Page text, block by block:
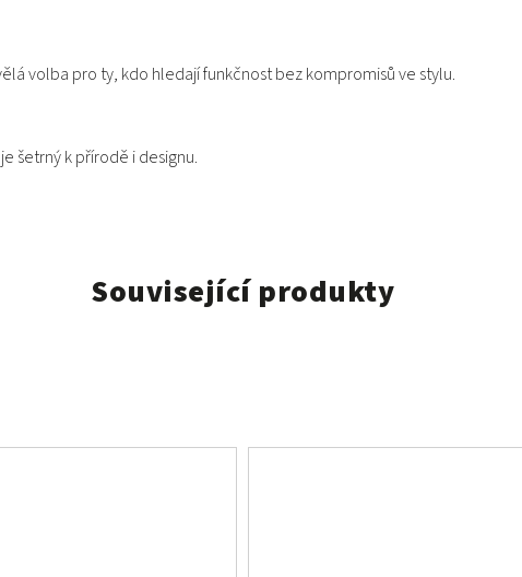
volba pro ty, kdo hledají funkčnost bez kompromisů ve stylu.
šetrný k přírodě i designu.
Související produkty